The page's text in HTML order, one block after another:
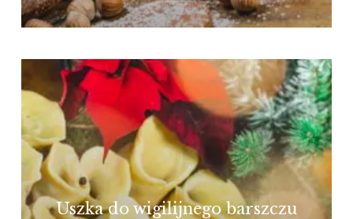
Uszka do wigilijnego barszczu